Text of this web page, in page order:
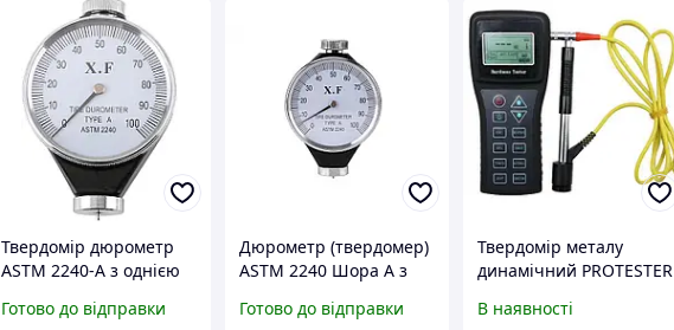
Твердомір дюрометр
ASTM 2240-A з однією
діапазон 0-100 HA
Готово до відправки
Дюрометр (твердомер)
ASTM 2240 Шора A з
НА Чорний
Готово до відправки
Твердомір металу
динамічний PROTESTER
В наявності